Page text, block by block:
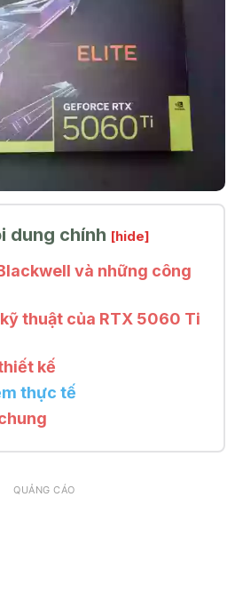
dung chính [hide]
và những công
thuật của RTX 5060 Ti
kế
thực tế
QUẢNG CÁO